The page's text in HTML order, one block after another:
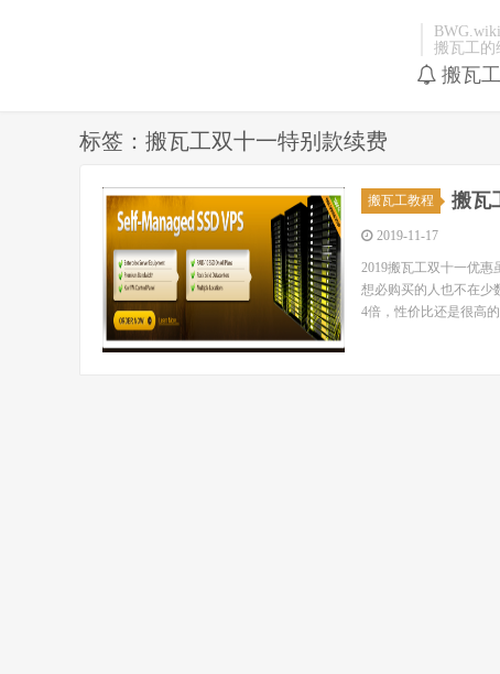
BWG.wiki
搬瓦工的
搬瓦
标签：搬瓦工双十一特别款续费
搬瓦工教程 搬瓦
2019-11-17
2019搬瓦工双十一优惠
想必购买的人也不在少
4倍，性价比还是很高